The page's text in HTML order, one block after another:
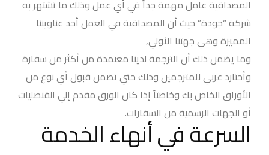
المصداقية عامل مهمة جداً في أي عمل وذلك ما تشتهر به
شركة “جودة” حيث أن المصداقية في العمل أحد عناويننا
المميزة وهي جهتنا الأولي,
وما يضمن ذلك أن الترجمة لدينا معتمدة من أكثر من سفارة
وأحتارد عربي للمترجمين وذلك حتي تضمن قبول أي نوع من
الأوراق الخاص بك وخاصتاً إذا كان الورق مقدم إلي القنصليات
أو الجهات الرسمية من السفارات.
السرعة في أنهاء الخدمة